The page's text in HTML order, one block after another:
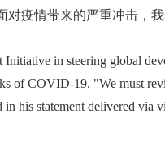
疫情带来的严重冲击，
in steering global
of COVID-19. "We must
his statement delivered via